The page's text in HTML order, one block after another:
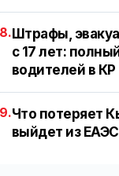
8. Штрафы,
с 17 лет:
водителей в КР
9.Что потеряет
выйдет из